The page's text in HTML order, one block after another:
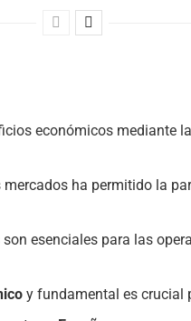
económicos mediante
mercados ha permitido la
esenciales para las
y fundamental es crucial